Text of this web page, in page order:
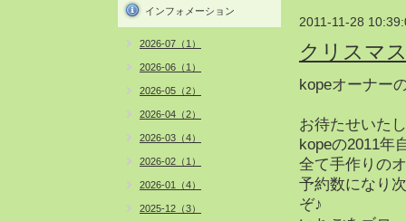
2011-11-28
クリスマ
kopeオーナー
お待たせいた
kopeの2011年
全て手作りの
予約数になり
ぞ♪
インフォメーション
2026-07（1）
2026-06（1）
2026-05（2）
2026-04（2）
2026-03（4）
2026-02（1）
2026-01（4）
2025-12（3）